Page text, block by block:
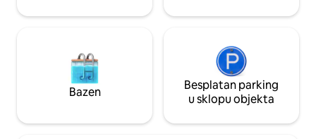
Bazen
Besplatan parking
u sklopu objekta